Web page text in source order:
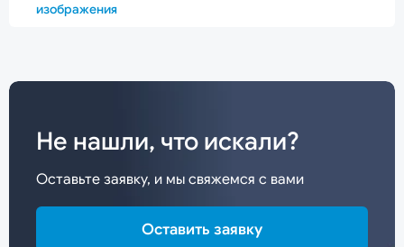
изображения
Не нашли, что искали?
Оставьте заявку, и мы свяжемся с вами
Оставить заявку